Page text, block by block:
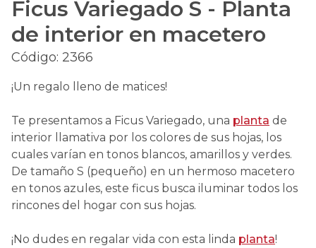
Ficus Variegado S - Planta
de interior en macetero
Código: 2366
¡Un regalo lleno de matices!
Te presentamos a Ficus Variegado, una planta de
interior llamativa por los colores de sus hojas, los
cuales varían en tonos blancos, amarillos y verdes.
De tamaño S (pequeño) en un hermoso macetero
en tonos azules, este ficus busca iluminar todos los
rincones del hogar con sus hojas.
¡No dudes en regalar vida con esta linda planta!